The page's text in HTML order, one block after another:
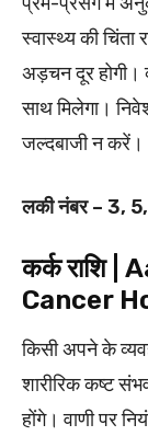
स्वास्थ्य की
अड़चन दूर होगी।
साथ मिलेगा।
जल्दबाजी न करें।
लकी नंबर – 3,
कर्क राशि
Cancer
किसी अपने के
शारीरिक कष्ट
होंगे। वाणी पर